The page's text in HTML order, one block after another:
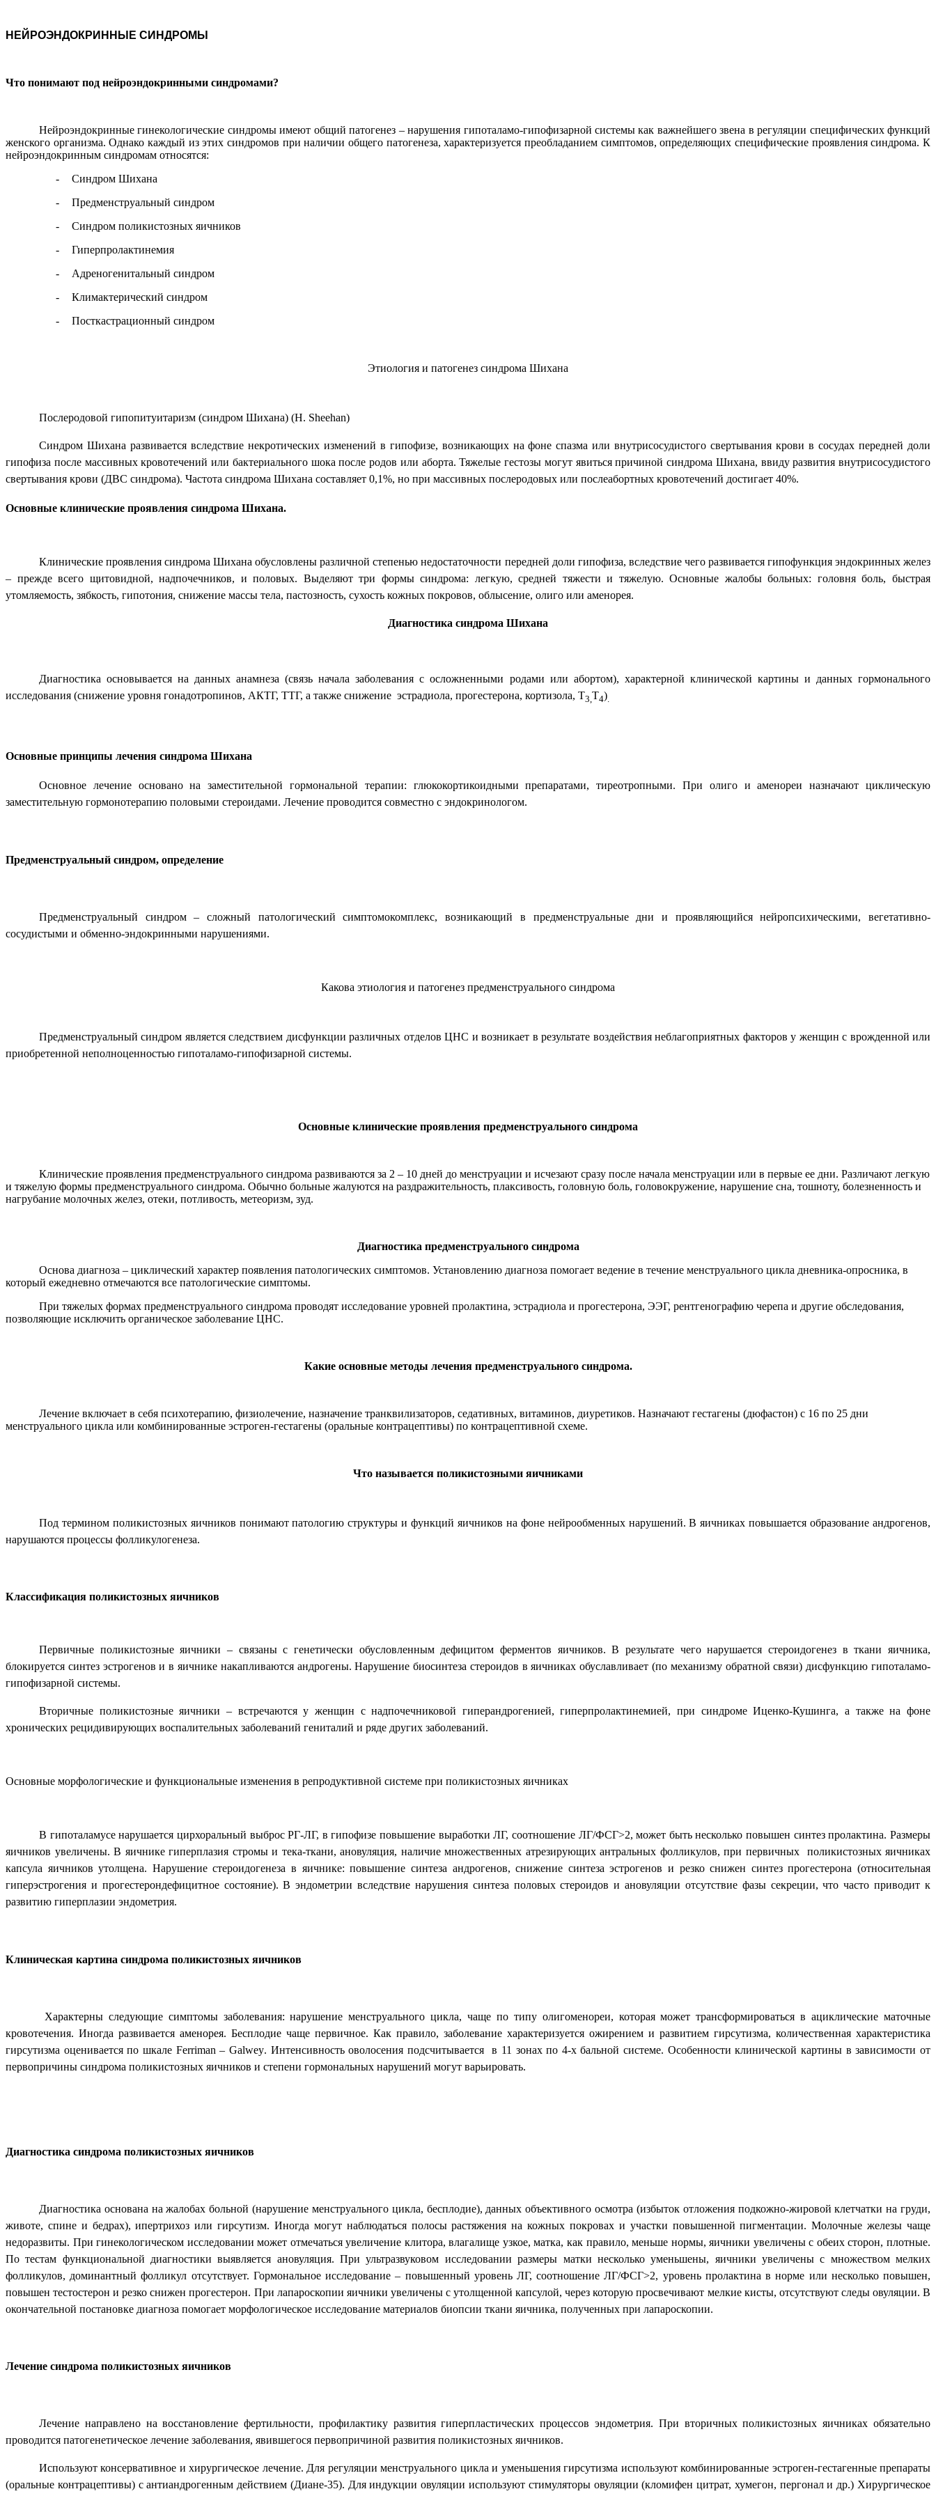
НЕЙРОЭНДОКРИННЫЕ СИНДРОМЫ
Что понимают под нейроэндокринными синдромами?
Нейроэндокринные гинекологические синдромы имеют общий патогенез – нарушения гипоталамо-гипофизарной системы как важнейшего звена в регуляции специфических функций
женского организма. Однако каждый из этих синдромов при наличии общего патогенеза, характеризуется преобладанием симптомов, определяющих специфические проявления синдрома. К
нейроэндокринным синдромам относятся:
-
Синдром Шихана
-
Предменструальный синдром
-
Синдром поликистозных яичников
-
Гиперпролактинемия
-
Адреногенитальный синдром
-
Климактерический синдром
-
Посткастрационный синдром
Этиология и патогенез синдрома Шихана
Послеродовой гипопитуитаризм (синдром Шихана) (H. Sheehan)
Синдром Шихана развивается вследствие некротических изменений в гипофизе, возникающих на фоне спазма или внутрисосудистого свертывания крови в сосудах передней доли
гипофиза после массивных кровотечений или бактериального шока после родов или аборта. Тяжелые гестозы могут явиться причиной синдрома Шихана, ввиду развития внутрисосудистого
свертывания крови (ДВС синдрома). Частота синдрома Шихана составляет 0,1%, но при массивных послеродовых или послеабортных кровотечений достигает 40%.
Основные клинические проявления синдрома Шихана.
Клинические проявления синдрома Шихана обусловлены различной степенью недостаточности передней доли гипофиза, вследствие чего развивается гипофункция эндокринных желез
– прежде всего щитовидной, надпочечников, и половых. Выделяют три формы синдрома: легкую, средней тяжести и тяжелую. Основные жалобы больных: головня боль, быстрая
утомляемость, зябкость, гипотония, снижение массы тела, пастозность, сухость кожных покровов, облысение, олиго или аменорея.
Диагностика синдрома Шихана
Диагностика основывается на данных анамнеза (связь начала заболевания с осложненными родами или абортом), характерной клинической картины и данных гормонального
исследования (снижение уровня гонадотропинов, АКТГ, ТТГ, а также снижение эстрадиола, прогестерона, кортизола, Т3, Т4)
Основные принципы лечения синдрома Шихана
Основное лечение основано на заместительной гормональной терапии: глюкокортикоидными препаратами, тиреотропными. При олиго и аменореи назначают циклическую
заместительную гормонотерапию половыми стероидами. Лечение проводится совместно с эндокринологом.
Предменструальный синдром, определение
Предменструальный синдром – сложный патологический симптомокомплекс, возникающий в предменструальные дни и проявляющийся нейропсихическими, вегетативно-
сосудистыми и обменно-эндокринными нарушениями.
Какова этиология и патогенез предменструального синдрома
Предменструальный синдром является следствием дисфункции различных отделов ЦНС и возникает в результате воздействия неблагоприятных факторов у женщин с врожденной или
приобретенной неполноценностью гипоталамо-гипофизарной системы.
Основные клинические проявления предменструального синдрома
Клинические проявления предменструального синдрома развиваются за 2 – 10 дней до менструации и исчезают сразу после начала менструации или в первые ее дни. Различают легкую
и тяжелую формы предменструального синдрома. Обычно больные жалуются на раздражительность, плаксивость, головную боль, головокружение, нарушение сна, тошноту, болезненность и
нагрубание молочных желез, отеки, потливость, метеоризм, зуд.
Диагностика предменструального синдрома
Основа диагноза – циклический характер появления патологических симптомов. Установлению диагноза помогает ведение в течение менструального цикла дневника-опросника, в
который ежедневно отмечаются все патологические симптомы.
При тяжелых формах предменструального синдрома проводят исследование уровней пролактина, эстрадиола и прогестерона, ЭЭГ, рентгенографию черепа и другие обследования,
позволяющие исключить органическое заболевание ЦНС.
Какие основные методы лечения предменструального синдрома.
Лечение включает в себя психотерапию, физиолечение, назначение транквилизаторов, седативных, витаминов, диуретиков. Назначают гестагены (дюфастон) с 16 по 25 дни
менструального цикла или комбинированные эстроген-гестагены (оральные контрацептивы) по контрацептивной схеме.
Что называется поликистозными яичниками
Под термином поликистозных яичников понимают патологию структуры и функций яичников на фоне нейрообменных нарушений. В яичниках повышается образование андрогенов,
нарушаются процессы фолликулогенеза.
Классификация поликистозных яичников
Первичные поликистозные яичники – связаны с генетически обусловленным дефицитом ферментов яичников. В результате чего нарушается стероидогенез в ткани яичника,
блокируется синтез эстрогенов и в яичнике накапливаются андрогены. Нарушение биосинтеза стероидов в яичниках обуславливает (по механизму обратной связи) дисфункцию гипоталамо-
гипофизарной системы.
Вторичные поликистозные яичники – встречаются у женщин с надпочечниковой гиперандрогенией, гиперпролактинемией, при синдроме Иценко-Кушинга, а также на фоне
хронических рецидивирующих воспалительных заболеваний гениталий и ряде других заболеваний.
Основные морфологические и функциональные изменения в репродуктивной системе при поликистозных яичниках
В гипоталамусе нарушается цирхоральный выброс РГ-ЛГ, в гипофизе повышение выработки ЛГ, соотношение ЛГ/ФСГ>2, может быть несколько повышен синтез пролактина. Размеры
яичников увеличены. В яичнике гиперплазия стромы и тека-ткани, ановуляция, наличие множественных атрезирующих антральных фолликулов, при первичных
поликистозных яичниках
капсула яичников утолщена. Нарушение стероидогенеза в яичнике: повышение синтеза андрогенов, снижение синтеза эстрогенов и резко снижен синтез прогестерона (относительная
гиперэстрогения и прогестерондефицитное состояние). В эндометрии вследствие нарушения синтеза половых стероидов и ановуляции отсутствие фазы секреции, что часто приводит к
развитию гиперплазии эндометрия.
Клиническая картина синдрома поликистозных яичников
Характерны следующие симптомы заболевания: нарушение менструального цикла, чаще по типу олигоменореи, которая может трансформироваться в ациклические маточные
кровотечения. Иногда развивается аменорея. Бесплодие чаще первичное. Как правило, заболевание характеризуется ожирением и развитием гирсутизма, количественная характеристика
гирсутизма оценивается по шкале Ferriman – Galwey. Интенсивность оволосения подсчитывается
в 11 зонах по 4-х бальной системе. Особенности клинической картины в зависимости от
первопричины синдрома поликистозных яичников и степени гормональных нарушений могут варьировать.
Диагностика синдрома поликистозных яичников
Диагностика основана на жалобах больной (нарушение менструального цикла, бесплодие), данных объективного осмотра (избыток отложения подкожно-жировой клетчатки на груди,
животе, спине и бедрах), ипертрихоз или гирсутизм. Иногда могут наблюдаться полосы растяжения на кожных покровах и участки повышенной пигментации. Молочные железы чаще
недоразвиты. При гинекологическом исследовании может отмечаться увеличение клитора, влагалище узкое, матка, как правило, меньше нормы, яичники увеличены с обеих сторон, плотные.
По тестам функциональной диагностики выявляется ановуляция. При ультразвуковом исследовании размеры матки несколько уменьшены, яичники увеличены с множеством мелких
фолликулов, доминантный фолликул отсутствует. Гормональное исследование – повышенный уровень ЛГ, соотношение ЛГ/ФСГ>2, уровень пролактина в норме или несколько повышен,
повышен тестостерон ирезко снижен прогестерон. При лапароскопии яичники увеличены с утолщенной капсулой, через которую просвечивают мелкие кисты, отсутствуют следы овуляции. В
окончательной постановке диагноза помогает морфологическое исследование материалов биопсии ткани яичника, полученных при лапароскопии.
Лечение синдрома поликистозных яичников
Лечение направлено на восстановление фертильности, профилактику развития гиперпластических процессов эндометрия. При вторичных поликистозных яичниках обязательно
проводится патогенетическое лечение заболевания, явившегося первопричиной развития поликистозных яичников.
Используют консервативное и хирургическое лечение. Для регуляции менструального цикла и уменьшения гирсутизма используют комбинированные эстроген-гестагенные препараты
(оральные контрацептивы) с антиандрогенным действием (Диане-35). Для индукции овуляции используют стимуляторы овуляции (кломифен цитрат, хумегон, пергонал и др.) Хирургическое